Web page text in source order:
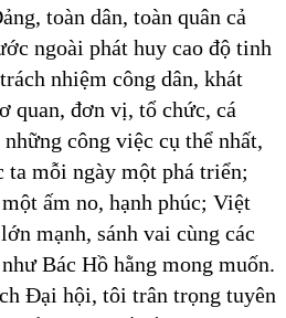
toàn dân, toàn quân cả
ngoài phát huy cao độ tinh
nhiệm công dân, khát
quan, đơn vị, tổ chức, cá
công việc cụ thể nhất,
ta mỗi ngày một phá triển;
ấm no, hạnh phúc; Việt
mạnh, sánh vai cùng các
Bác Hồ hằng mong muốn.
Đại hội, tôi trân trọng tuyên